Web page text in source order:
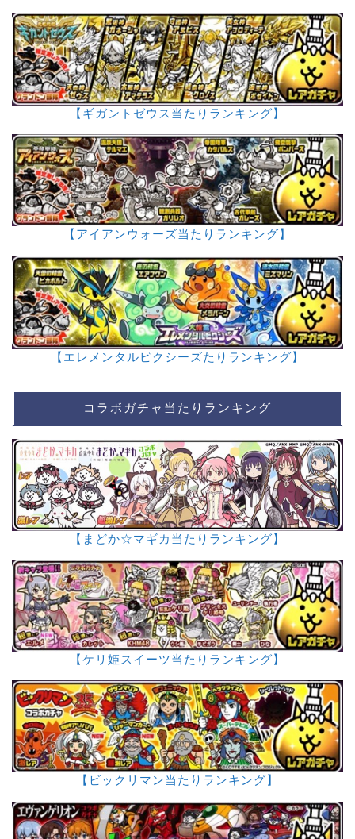
【ギガントゼウス当たりランキング】
【アイアンウォーズ当たりランキング】
【エレメンタルピクシーズたりランキング】
コラボガチャ当たりランキング
【まどか☆マギカ当たりランキング】
【ケリ姫スイーツ当たりランキング】
【ビックリマン当たりランキング】